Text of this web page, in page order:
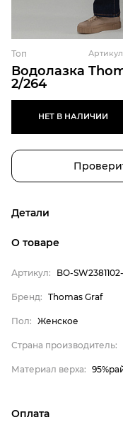
Водолазка
2/264
Топ
НЕТ В НАЛИЧИИ
Детали
Бренд
Пол
Страна производитель
Материал верха
О товаре
Артикул: BO-
Бренд: Thomas Graf
Пол: Женское
Страна производитель:
Материал верха:
Оплата